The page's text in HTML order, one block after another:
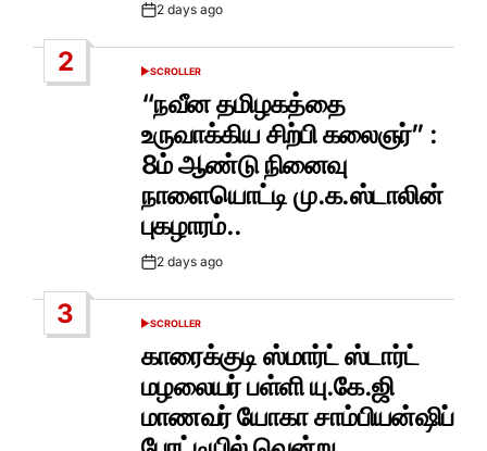
Post2 days ago
2
POSTED
IN
SCROLLER
“நவீன தமிழகத்தை
உருவாக்கிய சிற்பி கலைஞர்” :
8ம் ஆண்டு நினைவு
நாளையொட்டி மு.க.ஸ்டாலின்
புகழாரம்..
Post2 days ago
3
POSTED
SCROLLER
காரைக்குடி ஸ்மார்ட் ஸ்டார்ட்
மழலையர் பள்ளி யு.கே.ஜி
மாணவர் யோகா சாம்பியன்ஷிப்